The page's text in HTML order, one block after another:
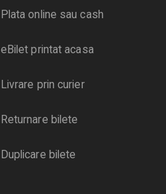
Plata online sau cash
eBilet printat acasa
Livrare prin curier
Returnare bilete
Duplicare bilete